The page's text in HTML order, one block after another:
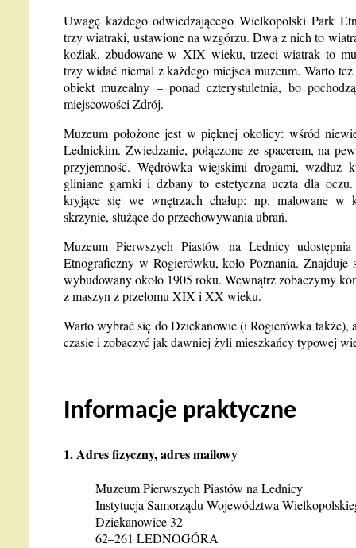
Uwagę każdego odwiedzającego Wielkopolski Park
trzy wiatraki, ustawione na wzgórzu. Dwa z nich to
koźlak, zbudowane w XIX wieku, trzeci wiatrak to
trzy widać niemal z każdego miejsca muzeum. Warto
obiekt muzealny – ponad czterystuletnia, bo
miejscowości Zdrój.
Muzeum położone jest w pięknej okolicy: wśród
Lednickim. Zwiedzanie, połączone ze spacerem, na
przyjemność. Wędrówka wiejskimi drogami, wzdłuż
gliniane garnki i dzbany to estetyczna uczta dla
kryjące się we wnętrzach chałup: np. malowane w
skrzynie, służące do przechowywania ubrań.
Muzeum Pierwszych Piastów na Lednicy
Etnograficzny w Rogierówku, koło Poznania. Znajduje
wybudowany około 1905 roku. Wewnątrz zobaczymy
z maszyn z przełomu XIX i XX wieku.
Warto wybrać się do Dziekanowic (i Rogierówka także),
czasie i zobaczyć jak dawniej żyli mieszkańcy typowej
Informacje praktyczne
1. Adres fizyczny, adres mailowy
Muzeum Pierwszych Piastów na Lednicy
Instytucja Samorządu Województwa
Dziekanowice 32
62–261 LEDNOGÓRA